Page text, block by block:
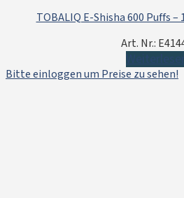
TOBALIQ E-Shisha 600 Puffs
Art. Nr.:
Bitte einloggen um Preise zu sehen!